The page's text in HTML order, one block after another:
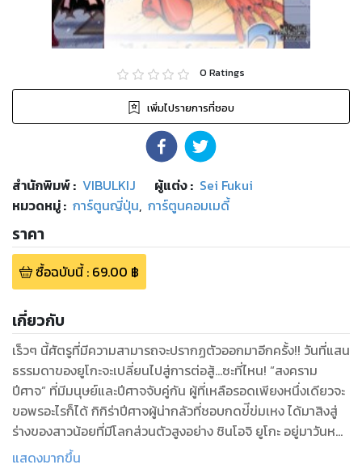
0 Ratings
เพิ่มไปรายการที่ชอบ
สำนักพิมพ์: VIBULKIJ ผู้แต่ง : Sei Fukui
หมวดหมู่: การ์ตูนญี่ปุ่น, การ์ตูนคอมเมดี้
ราคา
ซื้อฉบับนี้: 69.00 ฿
เกี่ยวกับ
เร็วๆ นี้ศัตรูที่มีความสามารถจะปรากฏตัวออกมาอีกครั้ง!! วันที่แสน
ธรรมดาของยูโกะจะเปลี่ยนไปสู่การต่อสู้...ซะที่ไหน! “สงคราม
ปีศาจ” ที่มีมนุษย์และปีศาจจับคู่กัน ผู้ที่เหลือรอดเพียงหนึ่งเดียวจะ
ขอพรอะไรก็ได้ กิกิร่าปีศาจผู้น่ากลัวที่ชอบกดข่ีข่มเหง ได้มาสิงสู่
ร่างของสาวน้อยที่มีโลกส่วนตัวสูงอย่าง ชินโอจิ ยูโกะ อยู่มาวันหนึ่ง
สาวน้อยน่ารักปริศนา คาสุมิ เร ได้ย้ายโรงเรียนมาอยู่ห้องเดียวกับ
แสดงมากขึ้น